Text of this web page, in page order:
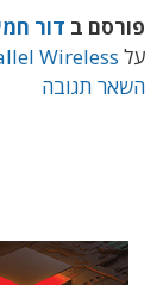
פורסם ב דור
על Wireless
השאר תגובה